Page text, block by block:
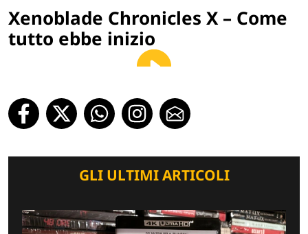
Xenoblade Chronicles X – Come
tutto ebbe inizio
GLI ULTIMI ARTICOLI